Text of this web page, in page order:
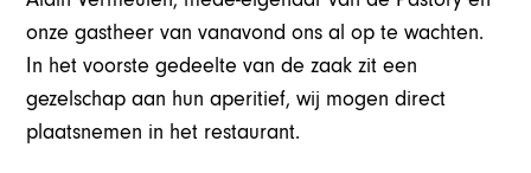
onze gastheer van vanavond ons al op te wachten.
In het voorste gedeelte van de zaak zit een
gezelschap aan hun aperitief, wij mogen direct
plaatsnemen in het restaurant.